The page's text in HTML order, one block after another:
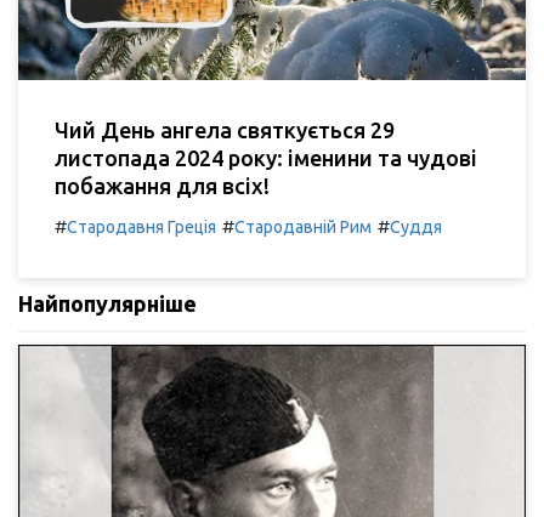
Чий День ангела святкується 29
листопада 2024 року: іменини та чудові
побажання для всіх!
#Стародавня Греція #Стародавній Рим #Суддя
Найпопулярніше